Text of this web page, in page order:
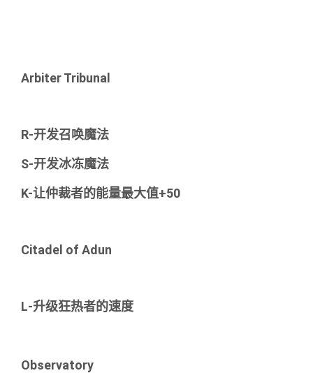
Arbiter Tribunal
R-开发召唤魔法
S-开发冰冻魔法
K-让仲裁者的能量最大值+50
Citadel of Adun
L-升级狂热者的速度
Observatory